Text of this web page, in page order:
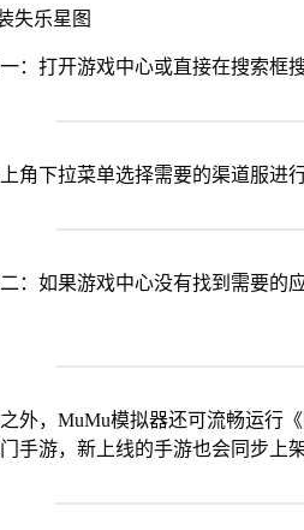
失乐星图
：打开游戏中心或直接在搜索框
角下拉菜单选择需要的渠道服进行
：如果游戏中心没有找到需要的
外，MuMu模拟器还可流畅运行
手游，新上线的手游也会同步上架